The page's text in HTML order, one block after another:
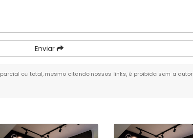
Enviar
ou total, mesmo citando nossos links, é proibida sem a